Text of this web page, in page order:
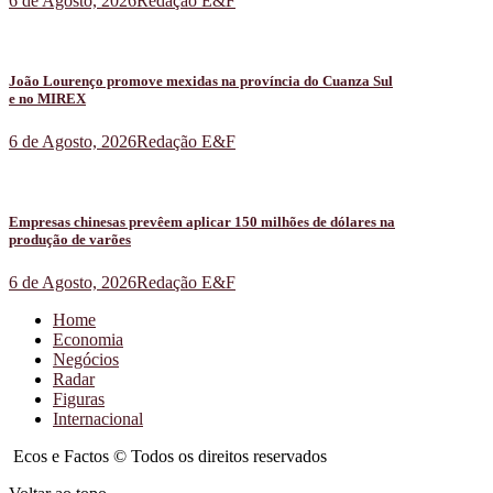
João Lourenço promove mexidas na província do Cuanza Sul
e no MIREX
6 de Agosto, 2026Redação E&F
Empresas chinesas prevêem aplicar 150 milhões de dólares na
produção de varões
6 de Agosto, 2026Redação E&F
Home
Economia
Negócios
Radar
Figuras
Internacional
Ecos e Factos © Todos os direitos reservados